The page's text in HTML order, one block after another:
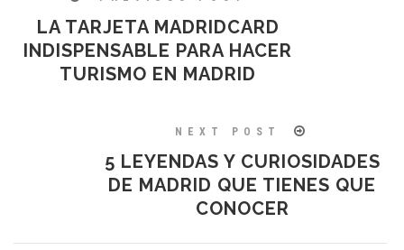
LA TARJETA MADRIDCARD
INDISPENSABLE PARA HACER
TURISMO EN MADRID
NEXT POST
5 LEYENDAS Y CURIOSIDADES
DE MADRID QUE TIENES QUE
CONOCER